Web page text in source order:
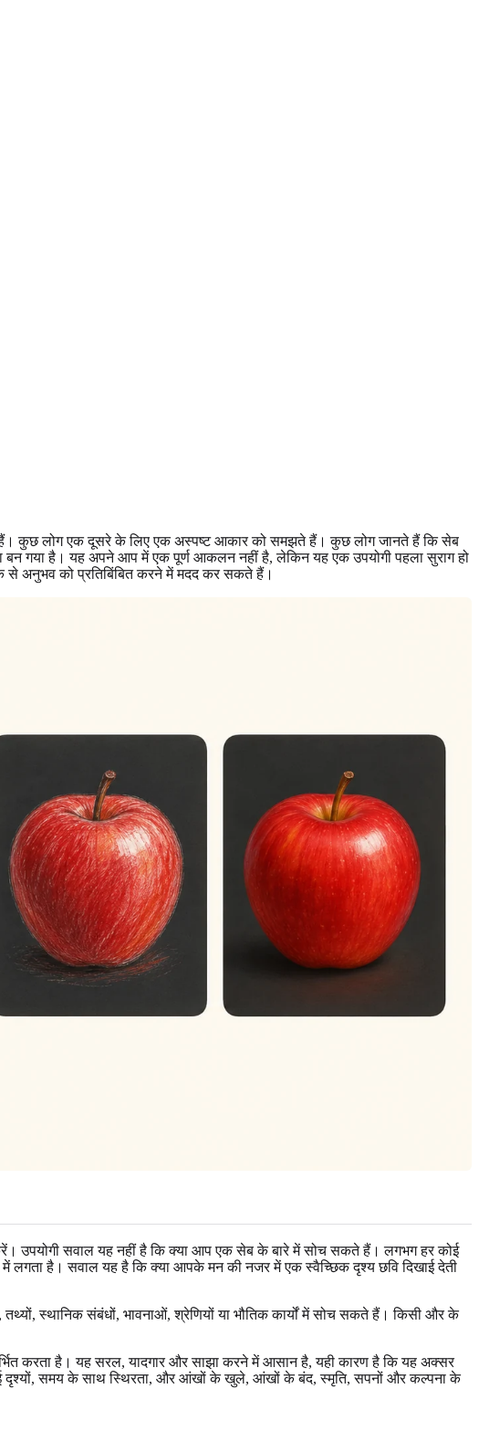
कुछ लोग एक दूसरे के लिए एक अस्पष्ट आकार को समझते हैं। कुछ लोग जानते हैं कि सेब
बन गया है। यह अपने आप में एक पूर्ण आकलन नहीं है, लेकिन यह एक उपयोगी पहला सुराग हो
अनुभव को प्रतिबिंबित करने में मदद कर सकते हैं।
उपयोगी सवाल यह नहीं है कि क्या आप एक सेब के बारे में सोच सकते हैं। लगभग हर कोई
लगता है। सवाल यह है कि क्या आपके मन की नजर में एक स्वैच्छिक दृश्य छवि दिखाई देती
स्थानिक संबंधों, भावनाओं, श्रेणियों या भौतिक कार्यों में सोच सकते हैं। किसी और के
करता है। यह सरल, यादगार और साझा करने में आसान है, यही कारण है कि यह अक्सर
दृश्यों, समय के साथ स्थिरता, और आंखों के खुले, आंखों के बंद, स्मृति, सपनों और कल्पना के